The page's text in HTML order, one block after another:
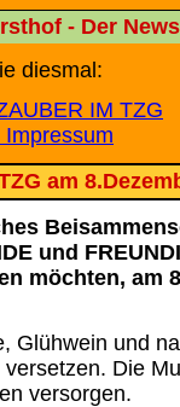
- Der
diesmal:
IM TZG
Impressum
am
und
möchten, am
Glühwein und
Die
versorgen.